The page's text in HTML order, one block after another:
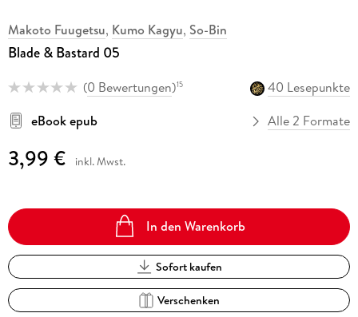
Makoto Fuugetsu, Kumo Kagyu, So-Bin
Blade & Bastard 05
(0 Bewertungen)15
40 Lesepunkte
eBook epub
Alle 2 Formate
3,99 € inkl. Mwst.
In den Warenkorb
Sofort kaufen
Verschenken